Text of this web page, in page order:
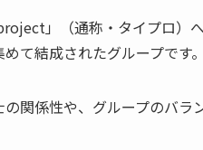
」（通称・タイプロ）
て結成されたグループです。
の関係性や、グループのバ